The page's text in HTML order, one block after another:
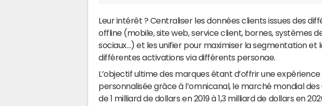
Leur intérêt ? Centraliser les données clients issues des
offline (mobile, site web, service client, bornes, systèmes
sociaux…) et les unifier pour maximiser la segmentation et
différentes activations via différents personae.
L’objectif ultime des marques étant d’offrir une
personnalisée grâce à l’omnicanal, le marché mondial des
de 1 milliard de dollars en 2019 à 1,3 milliard de dollars en